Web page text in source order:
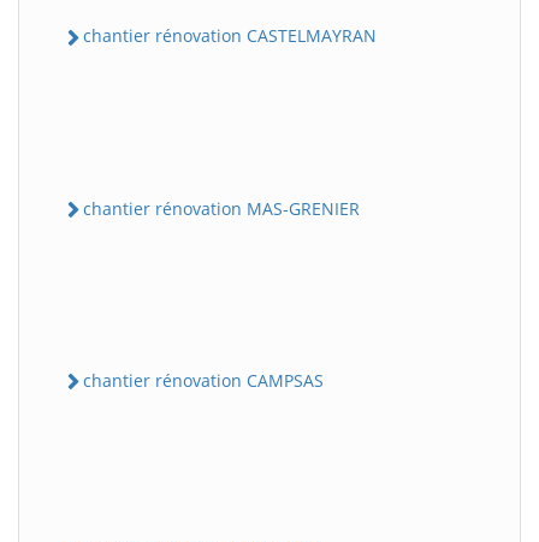
chantier rénovation CASTELMAYRAN
chantier rénovation MAS-GRENIER
chantier rénovation CAMPSAS